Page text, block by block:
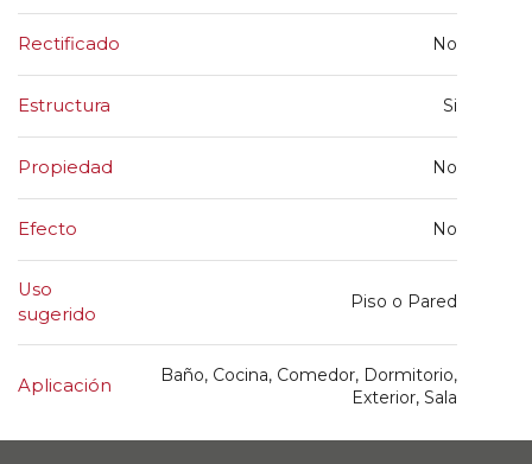
Rectificado No
Estructura Si
Propiedad No
Efecto No
Uso
sugerido
Piso o Pared
Aplicación
Baño, Cocina, Comedor, Dormitorio,
Exterior, Sala